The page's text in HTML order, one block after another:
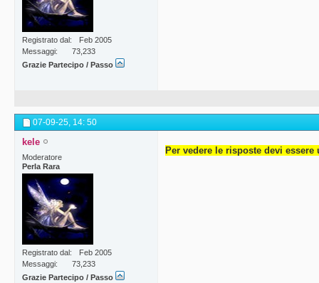
Registrato dal
Feb 2005
Messaggi
73,233
Grazie Partecipo / Passo
07-09-25, 14: 50
kele
Moderatore
Perla Rara
Registrato dal
Feb 2005
Messaggi
73,233
Grazie Partecipo / Passo
Per vedere le risposte devi essere